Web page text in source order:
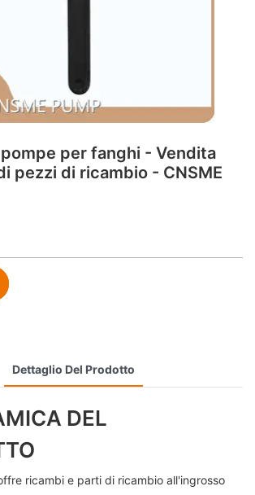
per fanghi - Vendita
pezzi di ricambio - CNSME
Dettaglio Del Prodotto
DEL
ricambi e parti di ricambio all'ingrosso